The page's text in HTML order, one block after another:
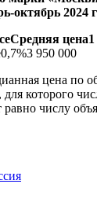
октябрь 2024
Средняя цена1
950 000
цена по
которого
равно числу